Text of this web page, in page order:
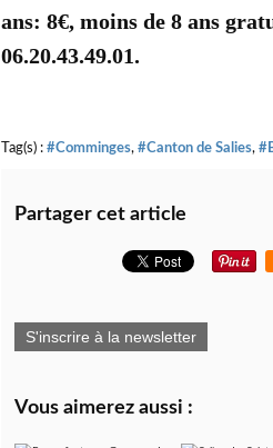
ans: 8€, moins de 8 ans
06.20.43.49.01.
Tag(s) : #Comminges, #Canton de Salies,
Partager cet article
S'inscrire à la newsletter
Vous aimerez aussi :